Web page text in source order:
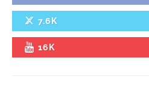
7.6K
16K